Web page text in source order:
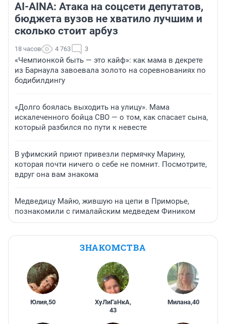
AI-AINA: Атака на соцсети депутатов,
бюджета вузов не хватило лучшим и
сколько стоит арбуз
18 часов 4 763 3
«Чемпионкой быть — это кайф»: как мама в декрете
из Барнаула завоевала золото на соревнованиях по
бодибилдингу
«Долго боялась выходить на улицу». Мама
искалеченного бойца СВО — о том, как спасает сына,
который разбился по пути к невесте
В уфимский приют привезли пермячку Марину,
которая почти ничего о себе не помнит. Посмотрите,
вдруг она вам знакома
Медведицу Майю, жившую на цепи в Приморье,
познакомили с гималайским медведем Фиником
ЗНАКОМСТВА
Юлия,50 ХуЛиГаНкА,
43
Милана,40